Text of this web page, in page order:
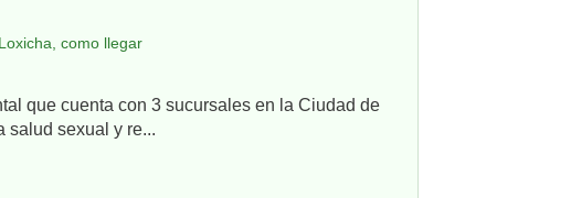
como llegar
que cuenta con 3 sucursales en la Ciudad de
salud sexual y re...